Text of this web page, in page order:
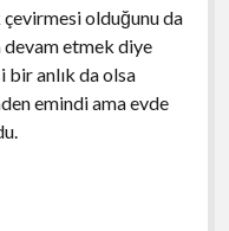
olduğunu da
devam etmek diye
bir anlık da olsa
emindi ama evde